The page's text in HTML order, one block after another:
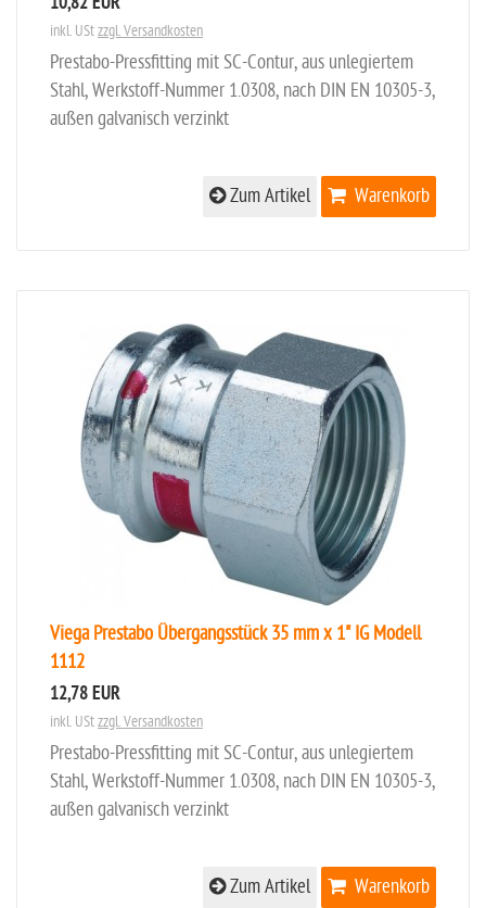
inkl. UStzzgl. Versandkosten
Prestabo-Pressfitting mit SC-Contur, aus unlegiertem
Stahl, Werkstoff-Nummer 1.0308, nach DIN EN 10305-3,
außen galvanisch verzinkt
Warenkorb
Zum Artikel
Viega Prestabo Übergangsstück 35 mm x 1" IG Modell
1112
12,78 EUR
inkl. UStzzgl. Versandkosten
Prestabo-Pressfitting mit SC-Contur, aus unlegiertem
Stahl, Werkstoff-Nummer 1.0308, nach DIN EN 10305-3,
außen galvanisch verzinkt
Warenkorb
Zum Artikel